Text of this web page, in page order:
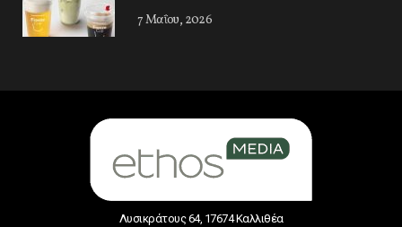
7 Μαΐου, 2026
Λυσικράτους 64, 17674 Καλλιθέα